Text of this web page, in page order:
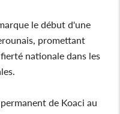
le début d'une
promettant
nationale dans les
de Koaci au